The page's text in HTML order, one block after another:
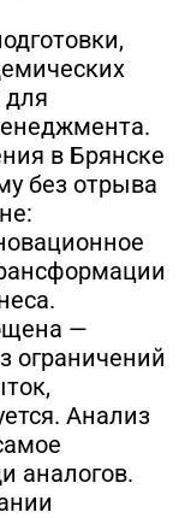
для
в Брянске
без отрыва
—
ограничений
Анализ
аналогов.